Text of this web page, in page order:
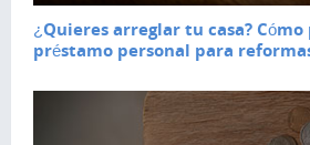
¿Quieres arreglar tu casa?
préstamo personal para